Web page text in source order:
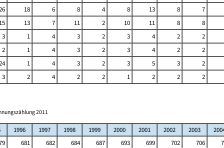
18 6 8 4 8 13 8
7
15 13 7 11 2 10 11 8
8
3 1 4 3 2 3 4 2
2
2 1 4 3 2 3 4 2
2
1 4 3 2 3 5 3
2
3 2 4 2 2 1 2 2
2
2011
1996 1997 1998 1999 2000 2001 2002 2003
681 682 684 687 693 699 702 706